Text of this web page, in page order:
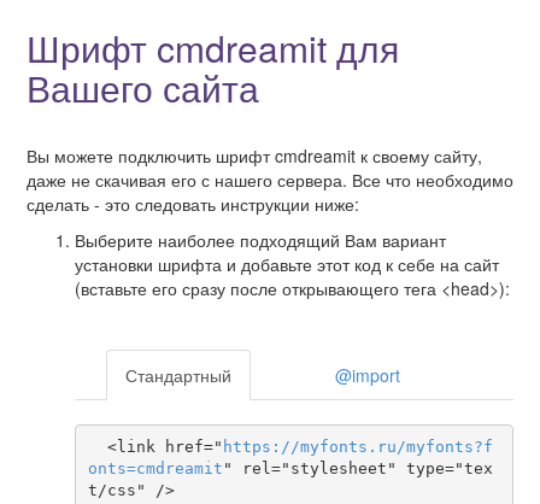
Шрифт cmdreamit для
Вашего сайта
Вы можете подключить шрифт cmdreamit к своему сайту,
даже не скачивая его с нашего сервера. Все что необходимо
сделать - это следовать инструкции ниже:
Выберите наиболее подходящий Вам вариант
установки шрифта и добавьте этот код к себе на сайт
(вставьте его сразу после открывающего тега <head>):
Стандартный @import
  <link href="
https ://myfonts . ru/myfonts?f
onts=cmdreamit " rel="stylesheet" type="tex
t/css" />